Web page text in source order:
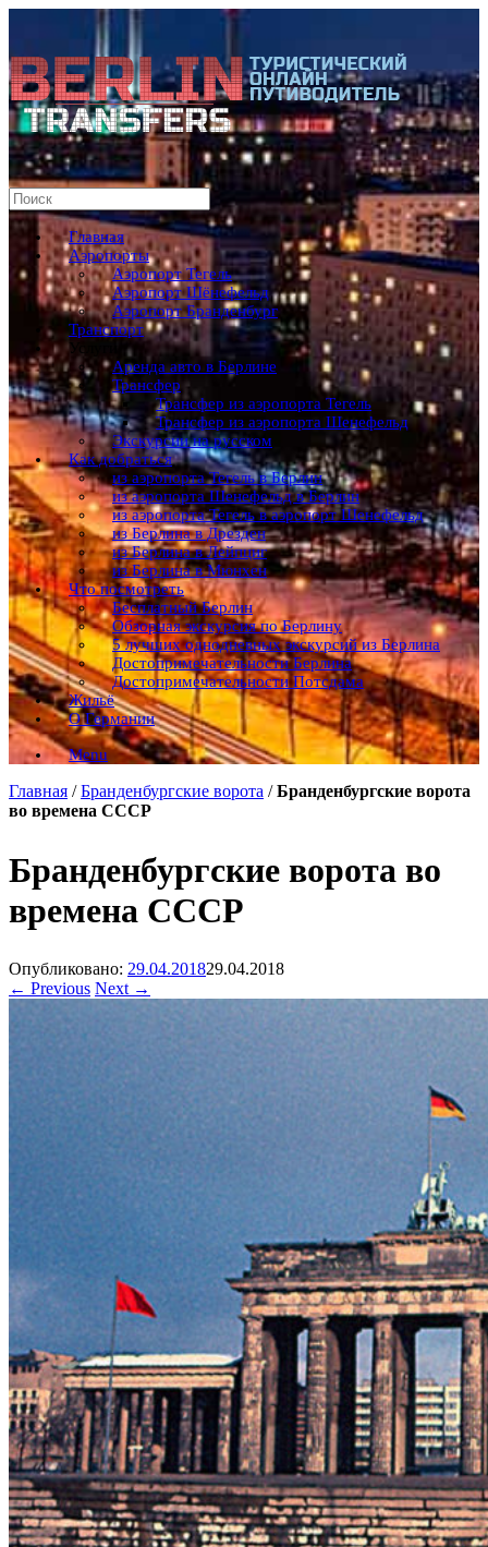
Главная
Аэропорты
Аэропорт Тегель
Аэропорт Шёнефельд
Аэропорт Бранденбург
Транспорт
Услуги
Аренда авто в Берлине
Трансфер
Трансфер из аэропорта Тегель
Трансфер из аэропорта Шенефельд
Экскурсии на русском
Как добраться
из аэропорта Тегель в Берлин
из аэропорта Шенефельд в Берлин
из аэропорта Тегель в аэропорт Шенефельд
из Берлина в Дрезден
из Берлина в Лейпциг
из Берлина в Мюнхен
Что посмотреть
Бесплатный Берлин
Обзорная экскурсия по Берлину
5 лучших однодневных экскурсий из Берлина
Достопримечательности Берлина
Достопримечательности Потсдама
Жильё
О Германии
Menu
Главная /Бранденбургские ворота /Бранденбургские ворота
во времена СССР
Бранденбургские ворота во
времена СССР
Опубликовано: 29.04.201829.04.2018
← Previous Next →